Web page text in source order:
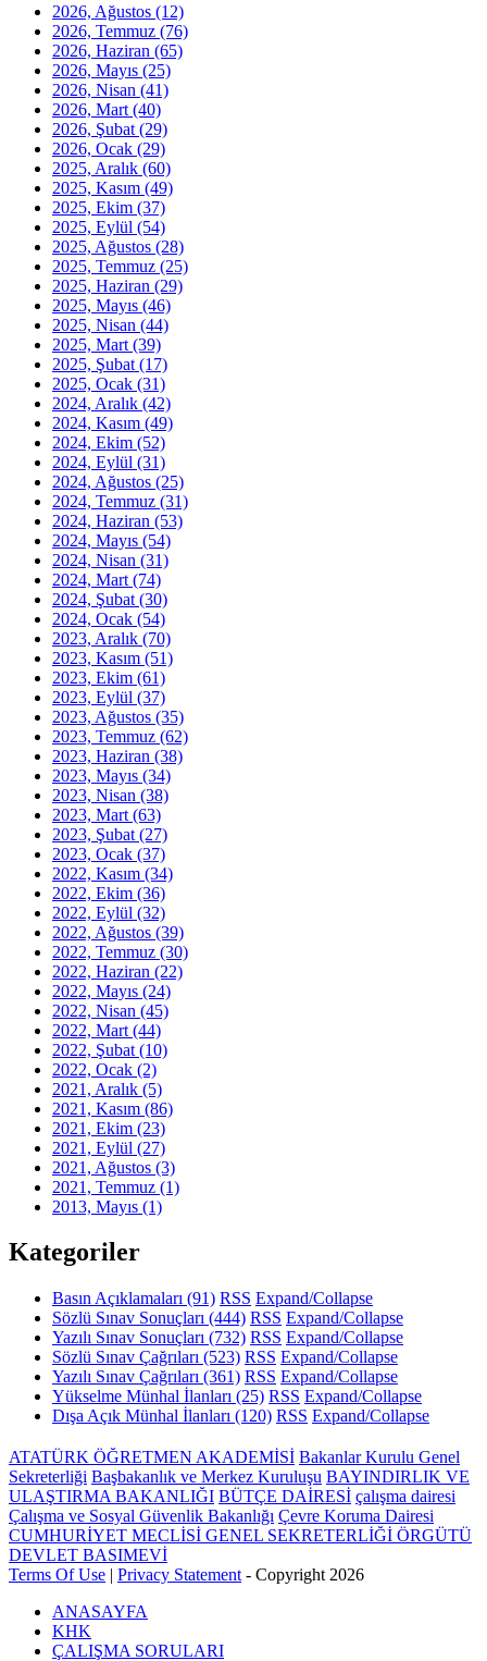
2026, Ağustos (12)
2026, Temmuz (76)
2026, Haziran (65)
2026, Mayıs (25)
2026, Nisan (41)
2026, Mart (40)
2026, Şubat (29)
2026, Ocak (29)
2025, Aralık (60)
2025, Kasım (49)
2025, Ekim (37)
2025, Eylül (54)
2025, Ağustos (28)
2025, Temmuz (25)
2025, Haziran (29)
2025, Mayıs (46)
2025, Nisan (44)
2025, Mart (39)
2025, Şubat (17)
2025, Ocak (31)
2024, Aralık (42)
2024, Kasım (49)
2024, Ekim (52)
2024, Eylül (31)
2024, Ağustos (25)
2024, Temmuz (31)
2024, Haziran (53)
2024, Mayıs (54)
2024, Nisan (31)
2024, Mart (74)
2024, Şubat (30)
2024, Ocak (54)
2023, Aralık (70)
2023, Kasım (51)
2023, Ekim (61)
2023, Eylül (37)
2023, Ağustos (35)
2023, Temmuz (62)
2023, Haziran (38)
2023, Mayıs (34)
2023, Nisan (38)
2023, Mart (63)
2023, Şubat (27)
2023, Ocak (37)
2022, Kasım (34)
2022, Ekim (36)
2022, Eylül (32)
2022, Ağustos (39)
2022, Temmuz (30)
2022, Haziran (22)
2022, Mayıs (24)
2022, Nisan (45)
2022, Mart (44)
2022, Şubat (10)
2022, Ocak (2)
2021, Aralık (5)
2021, Kasım (86)
2021, Ekim (23)
2021, Eylül (27)
2021, Ağustos (3)
2021, Temmuz (1)
2013, Mayıs (1)
Kategoriler
Basın Açıklamaları (91) RSS Expand/Collapse
Sözlü Sınav Sonuçları (444) RSS Expand/Collapse
Yazılı Sınav Sonuçları (732) RSS Expand/Collapse
Sözlü Sınav Çağrıları (523) RSS Expand/Collapse
Yazılı Sınav Çağrıları (361) RSS Expand/Collapse
Yükselme Münhal İlanları (25) RSS Expand/Collapse
Dışa Açık Münhal İlanları (120) RSS Expand/Collapse
ATATÜRK ÖĞRETMEN AKADEMİSİ Bakanlar Kurulu Genel
Sekreterliği Başbakanlık ve Merkez Kuruluşu BAYINDIRLIK VE
ULAŞTIRMA BAKANLIĞI BÜTÇE DAİRESİ çalışma dairesi
Çalışma ve Sosyal Güvenlik Bakanlığı Çevre Koruma Dairesi
CUMHURİYET MECLİSİ GENEL SEKRETERLİĞİ ÖRGÜTÜ
DEVLET BASIMEVİ
Terms Of Use | Privacy Statement - Copyright 2026
ANASAYFA
KHK
ÇALIŞMA SORULARI